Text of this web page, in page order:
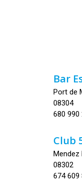
Bar
Port de
08304
680 990
Club
Mendez
08302
674 609